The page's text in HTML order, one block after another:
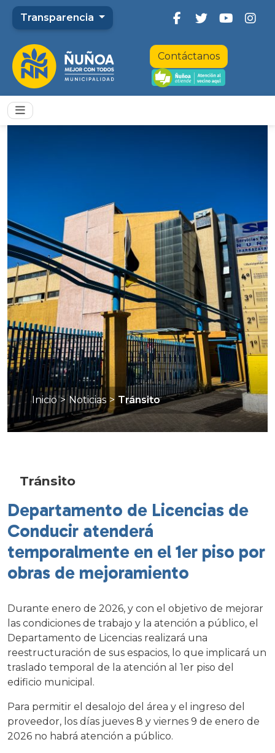
Transparencia
Contáctanos
Inicio > Noticias > Tránsito
Tránsito
Departamento de Licencias de
Conducir atenderá
temporalmente en el 1er piso por
obras de mejoramiento
Durante enero de 2026, y con el objetivo de mejorar
las condiciones de trabajo y la atención a público, el
Departamento de Licencias realizará una
reestructuración de sus espacios, lo que implicará un
traslado temporal de la atención al 1er piso del
edificio municipal.
Para permitir el desalojo del área y el ingreso del
proveedor, los días jueves 8 y viernes 9 de enero de
2026 no habrá atención a público.